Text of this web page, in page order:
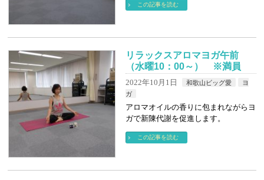
この記事を読む
リラックスアロマヨガ午前
（水曜10：00～） ※満員
2022年10月1日 和歌山ビッグ愛
ヨ
ガ
アロマオイルの香りに包まれながらヨ
ガで新陳代謝を促進します。
この記事を読む